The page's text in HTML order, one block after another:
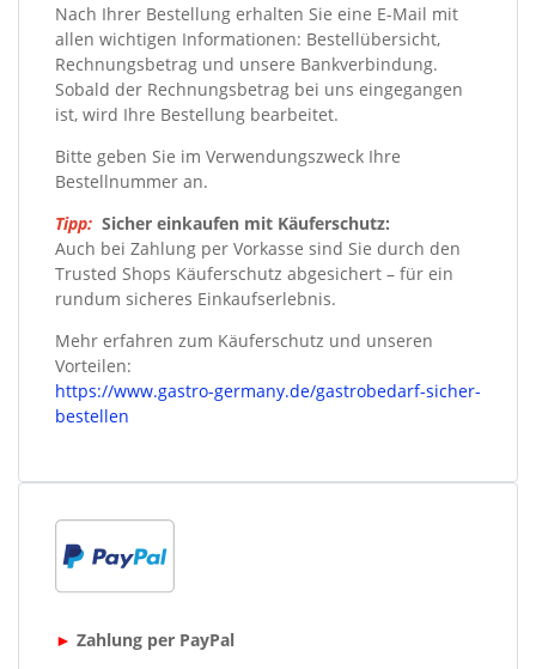
Nach Ihrer Bestellung erhalten Sie eine E-Mail mit
allen wichtigen Informationen: Bestellübersicht,
Rechnungsbetrag und unsere Bankverbindung.
Sobald der Rechnungsbetrag bei uns eingegangen
ist, wird Ihre Bestellung bearbeitet.
Bitte geben Sie im Verwendungszweck Ihre
Bestellnummer an.
Tipp: Sicher einkaufen mit Käuferschutz:
Auch bei Zahlung per Vorkasse sind Sie durch den
Trusted Shops Käuferschutz abgesichert – für ein
rundum sicheres Einkaufserlebnis.
Mehr erfahren zum Käuferschutz und unseren
Vorteilen:
https://www.gastro-germany.de/gastrobedarf-sicher-
bestellen
► Zahlung per PayPal